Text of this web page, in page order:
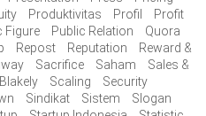
Produktivitas Profil
Profit
Figure Public Relation
Quora
Repost Reputation
Reward &
Sacrifice Saham
Sales &
Scaling
Security
Sindikat Sistem
Slogan